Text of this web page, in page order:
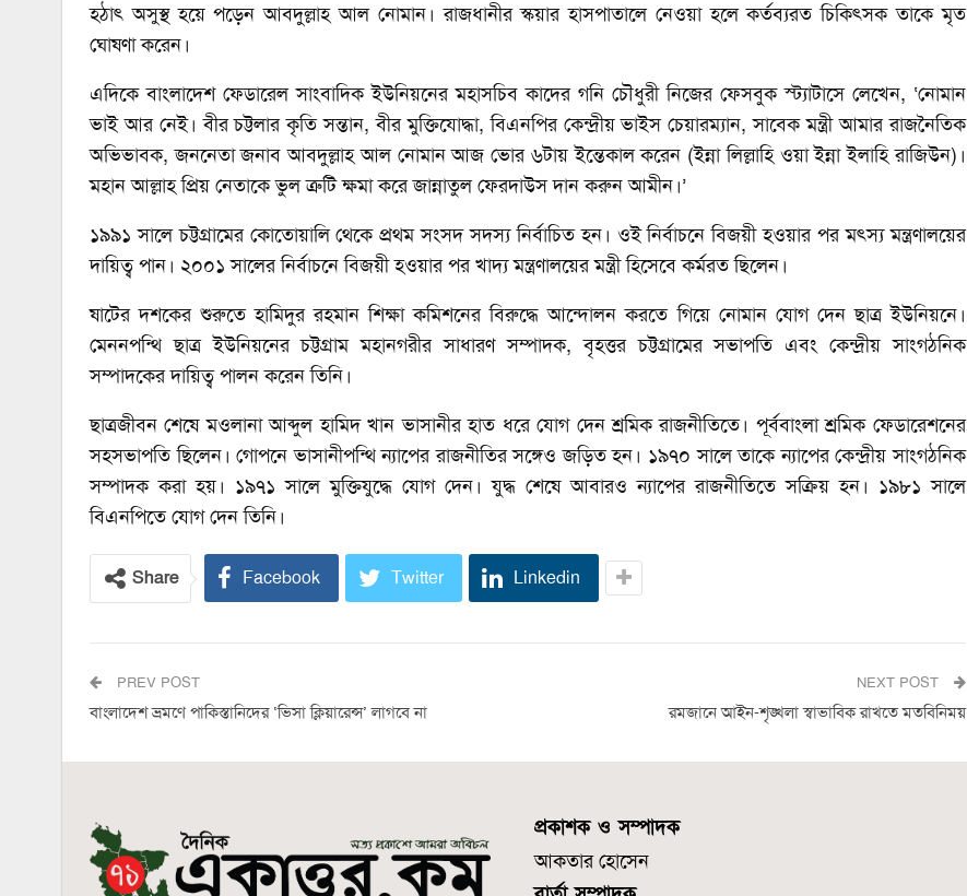
হঠাৎ অসুস্থ হয়ে পড়েন আবদুল্লাহ আল নোমান। রাজধানীর স্কয়ার হাসপাতালে নেওয়া হলে কর্তব্যরত চিকিৎসক তাকে মৃত
ঘোষণা করেন।
এদিকে বাংলাদেশ ফেডারেল সাংবাদিক ইউনিয়নের মহাসচিব কাদের গনি চৌধুরী নিজের ফেসবুক স্ট্যাটাসে লেখেন, ‘নোমান
ভাই আর নেই। বীর চট্টলার কৃতি সন্তান, বীর মুক্তিযোদ্ধা, বিএনপির কেন্দ্রীয় ভাইস চেয়ারম্যান, সাবেক মন্ত্রী আমার রাজনৈতিক
অভিভাবক, জননেতা জনাব আবদুল্লাহ আল নোমান আজ ভোর ৬টায় ইন্তেকাল করেন (ইন্না লিল্লাহি ওয়া ইন্না ইলাহি রাজিউন)।
মহান আল্লাহ প্রিয় নেতাকে ভুল ত্রুটি ক্ষমা করে জান্নাতুল ফেরদাউস দান করুন আমীন।’
১৯৯১ সালে চট্টগ্রামের কোতোয়ালি থেকে প্রথম সংসদ সদস্য নির্বাচিত হন। ওই নির্বাচনে বিজয়ী হওয়ার পর মৎস্য মন্ত্রণালয়ের
দায়িত্ব পান। ২০০১ সালের নির্বাচনে বিজয়ী হওয়ার পর খাদ্য মন্ত্রণালয়ের মন্ত্রী হিসেবে কর্মরত ছিলেন।
ষাটের দশকের শুরুতে হামিদুর রহমান শিক্ষা কমিশনের বিরুদ্ধে আন্দোলন করতে গিয়ে নোমান যোগ দেন ছাত্র ইউনিয়নে।
মেননপন্থি ছাত্র ইউনিয়নের চট্টগ্রাম মহানগরীর সাধারণ সম্পাদক, বৃহত্তর চট্টগ্রামের সভাপতি এবং কেন্দ্রীয় সাংগঠনিক
সম্পাদকের দায়িত্ব পালন করেন তিনি।
ছাত্রজীবন শেষে মওলানা আব্দুল হামিদ খান ভাসানীর হাত ধরে যোগ দেন শ্রমিক রাজনীতিতে। পূর্ববাংলা শ্রমিক ফেডারেশনের
সহসভাপতি ছিলেন। গোপনে ভাসানীপন্থি ন্যাপের রাজনীতির সঙ্গেও জড়িত হন। ১৯৭০ সালে তাকে ন্যাপের কেন্দ্রীয় সাংগঠনিক
সম্পাদক করা হয়। ১৯৭১ সালে মুক্তিযুদ্ধে যোগ দেন। যুদ্ধ শেষে আবারও ন্যাপের রাজনীতিতে সক্রিয় হন। ১৯৮১ সালে
বিএনপিতে যোগ দেন তিনি।
Share Facebook Twitter Linkedin
PREV POST
বাংলাদেশ ভ্রমণে পাকিস্তানিদের ‘ভিসা ক্লিয়ারেন্স’ লাগবে না
NEXT POST
রমজানে আইন-শৃঙ্খলা স্বাভাবিক রাখতে মতবিনিময়
প্রকাশক ও সম্পাদক
আকতার হোসেন